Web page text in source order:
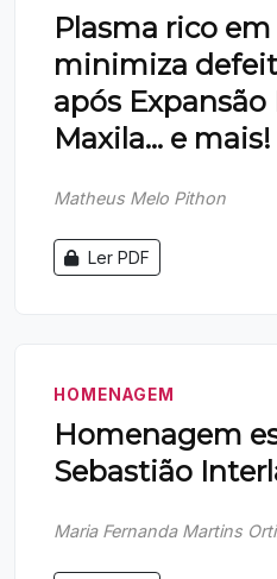
Plasma rico
minimiza
após Expansão
Maxila... e mais!
Matheus Melo Pithon
Ler PDF
HOMENAGEM
Homenagem
Sebastião
Maria Fernanda Martins